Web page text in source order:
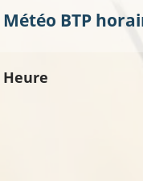
Météo BTP
Heure